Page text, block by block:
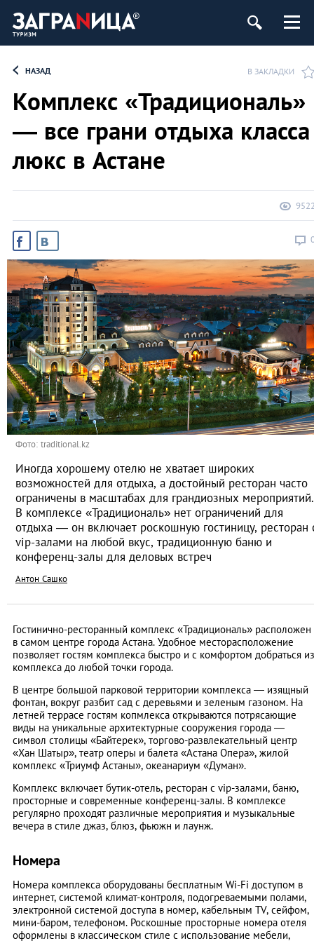
НАЗАД В ЗАКЛАДКИ
Комплекс «Традициональ»
— все грани отдыха класса
люкс в Астане
Фото: traditional.kz
Иногда хорошему отелю не хватает широких
возможностей для отдыха, а достойный ресторан часто
ограничены в масштабах для грандиозных мероприятий.
В комплексе «Традициональ» нет ограничений для
отдыха — он включает роскошную гостиницу, ресторан
vip-залами на любой вкус, традиционную баню и
конференц-залы для деловых встреч
Антон Сашко
Гостинично-ресторанный комплекс «Традициональ» расположен
в самом центре города Астана. Удобное месторасположение
позволяет гостям комплекса быстро и с комфортом добраться из
комплекса до любой точки города.
В центре большой парковой территории комплекса — изящный
фонтан, вокруг разбит сад с деревьями и зеленым газоном. На
летней террасе гостям копмлекса открываются потрясающие
виды на уникальные архитектурные сооружения города —
символ столицы «Байтерек», торгово-развлекательный центр
«Хан Шатыр», театр оперы и балета «Астана Опера», жилой
комплекс «Триумф Астаны», океанариум «Думан».
Комплекс включает бутик-отель, ресторан с vip-залами, баню,
просторные и современные конференц-залы. В комплексе
регулярно проходят различные мероприятия и музыкальные
вечера в стиле джаз, блюз, фьюжн и лаунж.
Номера
Номера комплекса оборудованы бесплатным Wi-Fi доступом в
интернет, системой климат-контроля, подогреваемыми полами,
электронной системой доступа в номер, кабельным TV, сейфом,
мини-баром, телефоном. Роскошные просторные номера отеля
оформлены в классическом стиле с использование мебели,